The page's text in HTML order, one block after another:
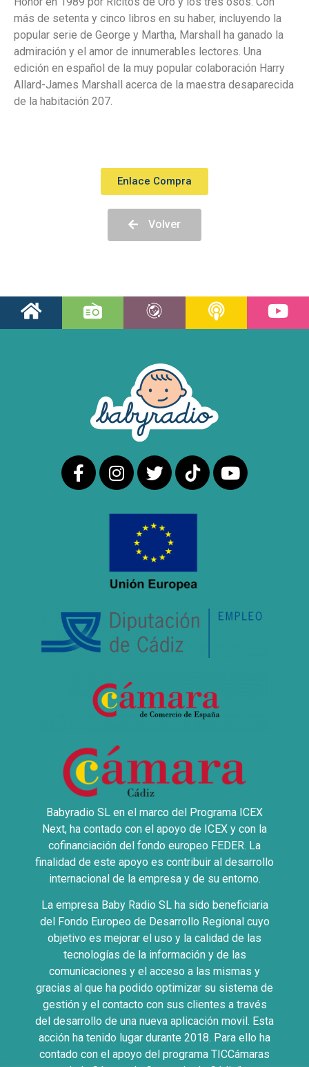
más de setenta y cinco libros en su haber, incluyendo la
popular serie de George y Martha, Marshall ha ganado la
admiración y el amor de innumerables lectores. Una
edición en español de la muy popular colaboración Harry
Allard-James Marshall acerca de la maestra desaparecida
de la habitación 207.
Enlace Compra
Volver
Babyradio SL en el marco del Programa ICEX
Next, ha contado con el apoyo de ICEX y con la
cofinanciación del fondo europeo FEDER. La
finalidad de este apoyo es contribuir al desarrollo
internacional de la empresa y de su entorno.
La empresa Baby Radio SL ha sido beneficiaria
del Fondo Europeo de Desarrollo Regional cuyo
objetivo es mejorar el uso y la calidad de las
tecnologías de la información y de las
comunicaciones y el acceso a las mismas y
gracias al que ha podido optimizar su sistema de
gestión y el contacto con sus clientes a través
del desarrollo de una nueva aplicación movil. Esta
acción ha tenido lugar durante 2018. Para ello ha
contado con el apoyo del programa TICCámaras